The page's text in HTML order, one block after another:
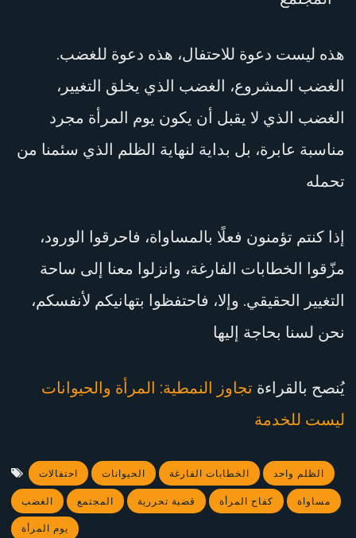
هذه ليست دعوة للاحتفال، هذه دعوة للغضب.
الغضب المشروع، الغضب الذي يخلق التغيير،
الغضب الذي لا يقبل أن يكون يوم المرأة مجرد
مناسبة عابرة، بل بداية لنهاية الظلم الذي سئمنا من
تحمله
إذا كنتم تؤمنون فعلًا بالمساواة، فاحرقوا الورود،
مزّقوا الخطابات الفارغة، وانزلوا معنا إلى ساحة
التغيير الحقيقي. وإلا، فاحتفظوا بتهانيكم لأنفسكم،
نحن لسنا بحاجة إليها
يُنصح بالقراءة تجاوز النمطية: المرأة والحيوانات
ليست للخدمة
احتفالات الحيوانات الخطابات الفارغة الظلم واحد
الغضب المجتمع قضية تحررية كفاح المرأة مساواة
يوم المرأة